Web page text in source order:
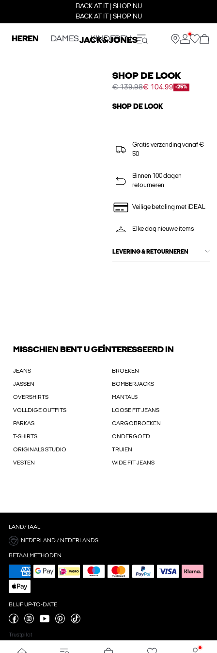
BACK AT IT | SHOP NU
BACK AT IT | SHOP NU
HEREN DAMES KINDEREN
SHOP DE LOOK
€ 139.98€ 104.99 -25%
SHOP DE LOOK
Gratis verzending vanaf €
50
Binnen 100 dagen
retourneren
Veilige betaling met iDEAL
Elke dag nieuwe items
LEVERING & RETOURNEREN
MISSCHIEN BENT U GEÏNTERESSEERD IN
JEANS BROEKEN
JASSEN BOMBERJACKS
OVERSHIRTS MANTALS
VOLLDIGE OUTFITS LOOSE FIT JEANS
PARKAS CARGOBROEKEN
T-SHIRTS ONDERGOED
ORIGINALS STUDIO TRUIEN
VESTEN WIDE FIT JEANS
LAND/TAAL
NEDERLAND / NEDERLANDS
BETAALMETHODEN
BLIJF UP-TO-DATE
Trustpilot